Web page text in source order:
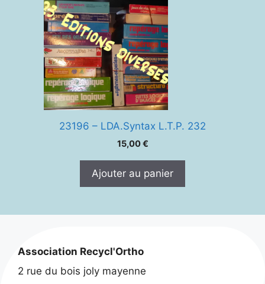
23196 – LDA.Syntax L.T.P. 232
15,00€
Ajouter au panier
Association Recycl'Ortho
2 rue du bois joly mayenne